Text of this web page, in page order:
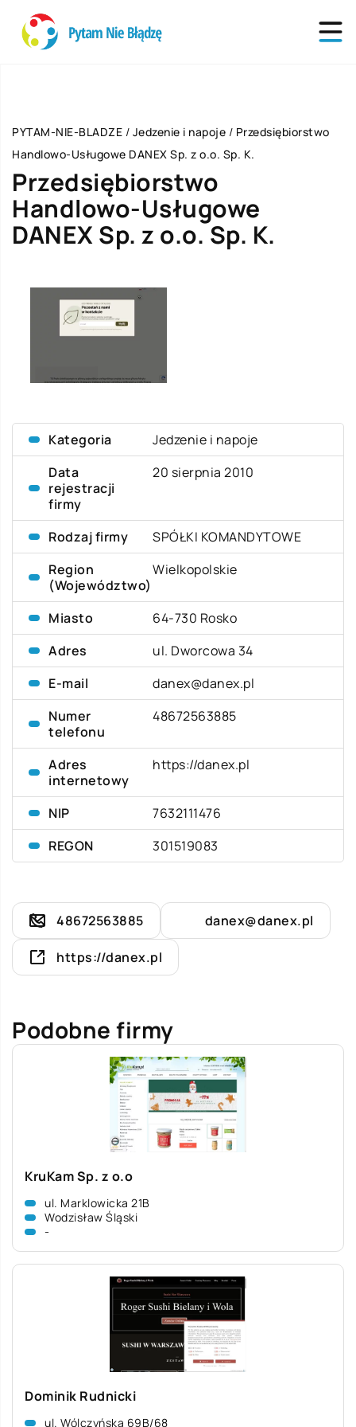
PYTAM-NIE-BLADZE / Jedzenie i napoje / Przedsiębiorstwo
Handlowo-Usługowe DANEX Sp. z o.o. Sp. K.
Przedsiębiorstwo
Handlowo-Usługowe
DANEX Sp. z o.o. Sp. K.
Kategoria
Jedzenie i napoje
Data
rejestracji
firmy
20 sierpnia 2010
Rodzaj firmy
SPÓŁKI KOMANDYTOWE
Region
(Województwo)
Wielkopolskie
Miasto
64-730 Rosko
Adres
ul. Dworcowa 34
E-mail
danex@danex.pl
Numer
telefonu
48672563885
Adres
internetowy
https://danex.pl
NIP
7632111476
REGON
301519083
48672563885 danex@danex.pl
https://danex.pl
Podobne firmy
KruKam Sp. z o.o
ul. Marklowicka 21B
Wodzisław Śląski
-
Dominik Rudnicki
ul. Wólczyńska 69B/68